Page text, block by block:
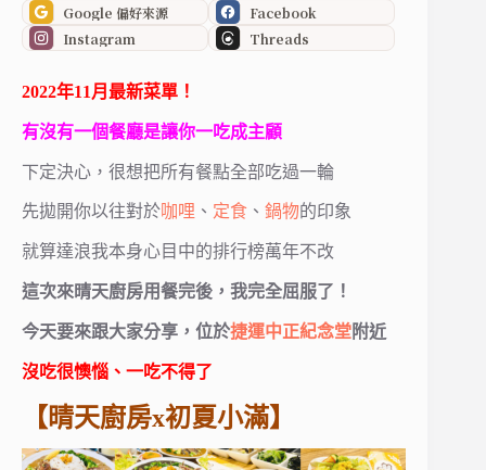
Google 偏好來源
Facebook
Instagram
Threads
2022年11月最新菜單！
有沒有一個餐廳是讓你一吃成主顧
下定決心，很想把所有餐點全部吃過一輪
先拋開你以往對於咖哩 、 定食 、 鍋物的印象
就算達浪我本身心目中的排行榜萬年不改
這次來晴天廚房用餐完後，我完全屈服了！
今天要來跟大家分享，位於捷運中正紀念堂附近
沒吃很懊惱、一吃不得了
【晴天廚房x初夏小滿】